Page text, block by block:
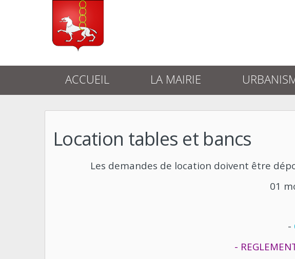
ACCUEIL LA MAIRIE
Location tables et bancs
Les demandes de location doivent être
01
-
-